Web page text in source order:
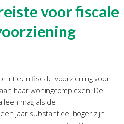
voor fiscale
een fiscale voorziening voor
haar woningcomplexen. De
mag als de
jaar substantieel hoger zijn